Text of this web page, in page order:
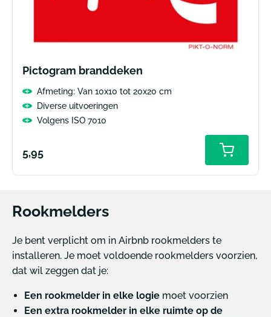
Pictogram branddeken
Afmeting: Van 10x10 tot 20x20 cm
Diverse uitvoeringen
Volgens ISO 7010
Normale
5,95
aan
Rookmelders
Je bent verplicht om in Airbnb rookmelders te
installeren. Je moet voldoende rookmelders voorzien,
dat wil zeggen dat je:
Een rookmelder in elke logie moet voorzien
Een extra rookmelder in elke ruimte op de